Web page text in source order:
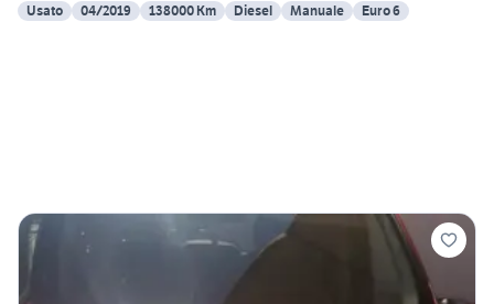
Usato
04/2019 138000 Km Diesel Manuale Euro 6